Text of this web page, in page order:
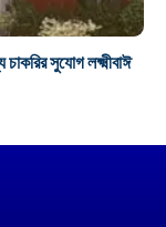
সুযোগ লক্ষ্মীবাঈ